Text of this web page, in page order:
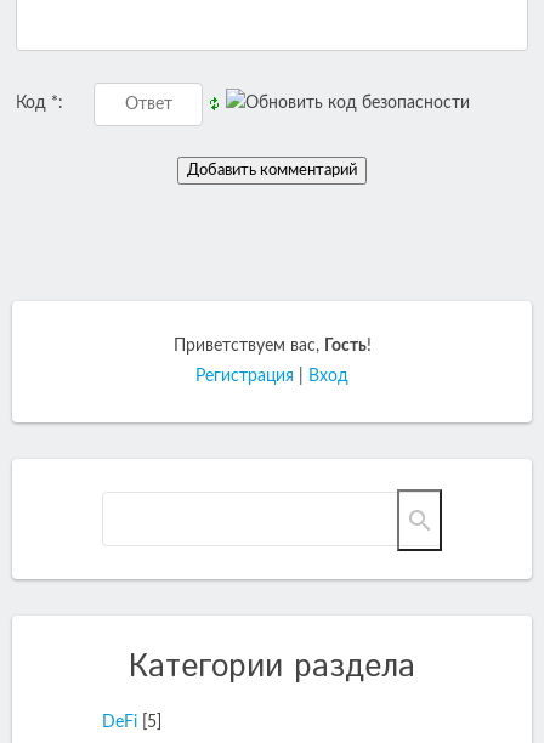
Код *:
Приветствуем вас, Гость!
Регистрация
Вход
Категории раздела
DeFi
[5]